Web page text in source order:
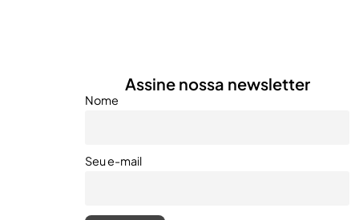
Assine nossa newsletter
Nome
Seu e-mail